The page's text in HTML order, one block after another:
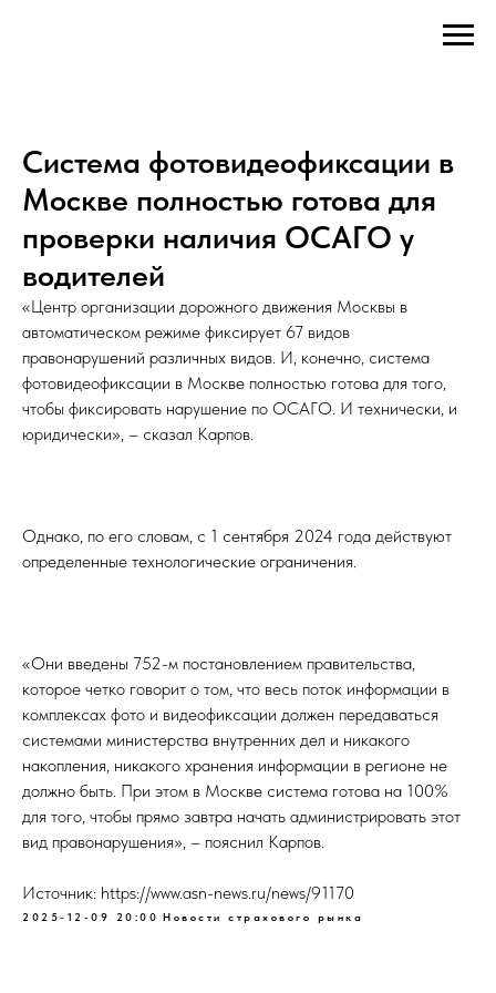
Система фотовидеофиксации в
Москве полностью готова для
проверки наличия ОСАГО у
водителей
«Центр организации дорожного движения Москвы в
автоматическом режиме фиксирует 67 видов
правонарушений различных видов. И, конечно, система
фотовидеофиксации в Москве полностью готова для того,
чтобы фиксировать нарушение по ОСАГО. И технически, и
юридически», – сказал Карпов.
Однако, по его словам, с 1 сентября 2024 года действуют
определенные технологические ограничения.
«Они введены 752-м постановлением правительства,
которое четко говорит о том, что весь поток информации в
комплексах фото и видеофиксации должен передаваться
системами министерства внутренних дел и никакого
накопления, никакого хранения информации в регионе не
должно быть. При этом в Москве система готова на 100%
для того, чтобы прямо завтра начать администрировать этот
вид правонарушения», – пояснил Карпов.
Источник: https://www.asn-news.ru/news/91170
2025-12-09 20:00 Новости страхового рынка